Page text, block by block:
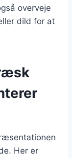
overveje
dild for at
Her er